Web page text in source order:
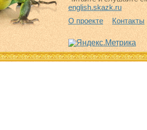
english.skazk.ru
О проекте
Контакты